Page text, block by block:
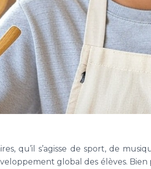
qu’il s’agisse de sport, de
global des élèves. Bien